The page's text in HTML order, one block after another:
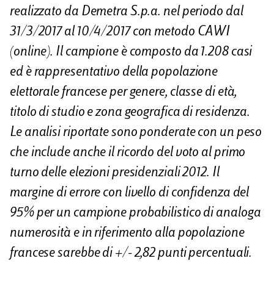
realizzato da Demetra S.p.a. nel periodo dal
31/3/2017 al 10/4/2017 con metodo CAWI
(online). Il campione è composto da 1.208 casi
ed è rappresentativo della popolazione
elettorale francese per genere, classe di età,
titolo di studio e zona geografica di residenza.
Le analisi riportate sono ponderate con un peso
che include anche il ricordo del voto al primo
turno delle elezioni presidenziali 2012. Il
margine di errore con livello di confidenza del
95% per un campione probabilistico di analoga
numerosità e in riferimento alla popolazione
francese sarebbe di +/- 2,82 punti percentuali.